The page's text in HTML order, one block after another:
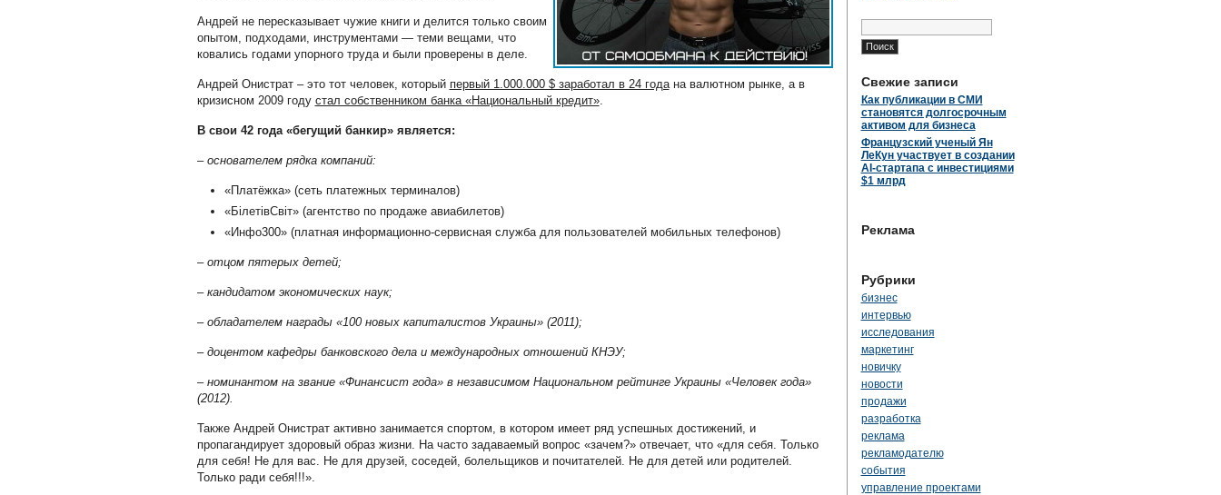
Андрей не пересказывает чужие книги и делится только своим
опытом, подходами, инструментами — теми вещами, что
ковались годами упорного труда и были проверены в деле.
Андрей Онистрат – это тот человек, который первый 1.000.000 $ заработал в 24 годана валютном рынке, а в
кризисном 2009 году стал собственником банка «Национальный кредит».
В свои 42 года «бегущий банкир» является:
–основателем рядка компаний:
«Платёжка» (сеть платежных терминалов)
«БілетівСвіт» (агентство по продаже авиабилетов)
«Инфо300» (платная информационно-сервисная служба для пользователей мобильных телефонов)
– отцом пятерых детей;
– кандидатом экономических наук;
– обладателем награды «100 новых капиталистов Украины» (2011);
– доцентом кафедры банковского дела и международных отношений КНЭУ;
– номинантом на звание «Финансист года» в независимом Национальном рейтинге Украины «Человек года»
(2012).
Также Андрей Онистрат активно занимается спортом, в котором имеет ряд успешных достижений, и
пропагандирует здоровый образ жизни. На часто задаваемый вопрос «зачем?» отвечает, что «для себя. Только
для себя! Не для вас. Не для друзей, соседей, болельщиков и почитателей. Не для детей или родителей.
Только ради себя!!!».
Найти:
Свежие записи
Как публикации в СМИ
становятся долгосрочным
активом для бизнеса
Французский ученый Ян
ЛеКун участвует в создании
AI-стартапа с инвестициями
$1 млрд
Реклама
Рубрики
бизнес
интервью
исследования
маркетинг
новичку
новости
продажи
разработка
реклама
рекламодателю
события
управление проектами